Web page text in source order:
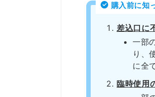
購入前に知
差込口に
一部
り、
に全
臨時使用